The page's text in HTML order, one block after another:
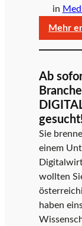
in
Mehr
Ab
Sie
einem
wollten
haben